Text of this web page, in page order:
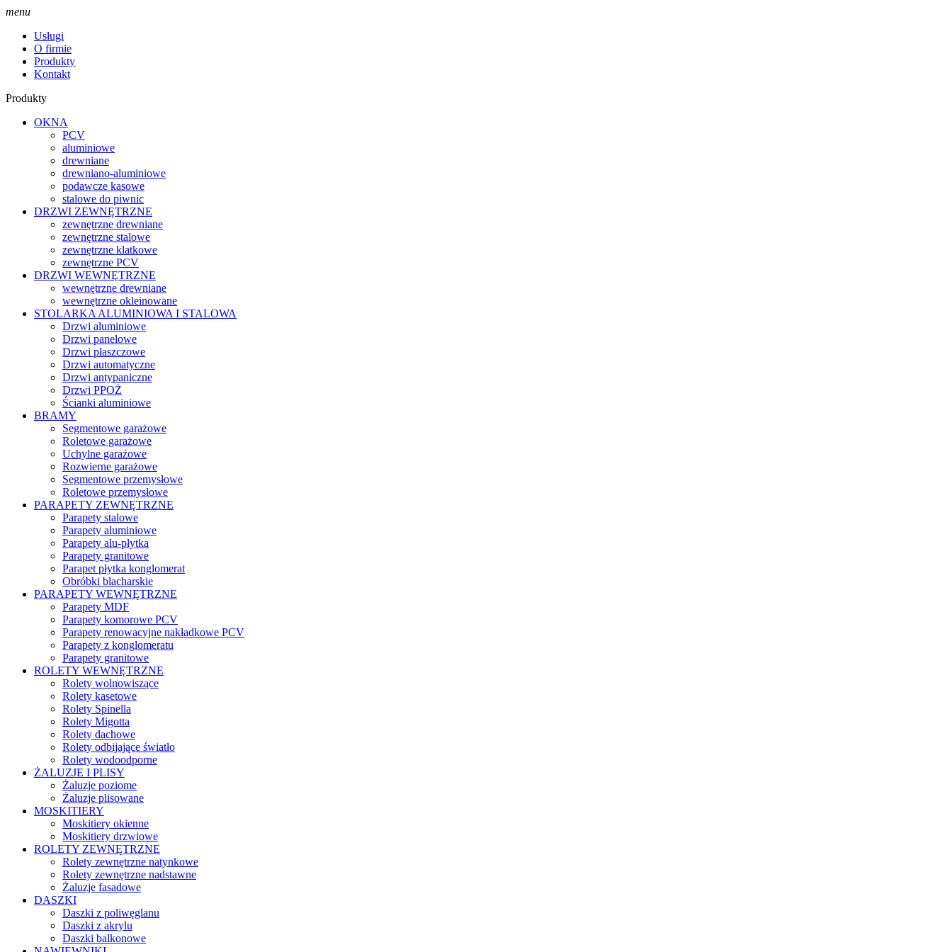
menu
Usługi
O firmie
Produkty
Kontakt
Produkty
OKNA
PCV
aluminiowe
drewniane
drewniano-aluminiowe
podawcze kasowe
stalowe do piwnic
DRZWI ZEWNĘTRZNE
zewnętrzne drewniane
zewnętrzne stalowe
zewnętrzne klatkowe
zewnętrzne PCV
DRZWI WEWNĘTRZNE
wewnętrzne drewniane
wewnętrzne okleinowane
STOLARKA ALUMINIOWA I STALOWA
Drzwi aluminiowe
Drzwi panelowe
Drzwi płaszczowe
Drzwi automatyczne
Drzwi antypaniczne
Drzwi PPOŻ
Ścianki aluminiowe
BRAMY
Segmentowe garażowe
Roletowe garażowe
Uchylne garażowe
Rozwierne garażowe
Segmentowe przemysłowe
Roletowe przemysłowe
PARAPETY ZEWNĘTRZNE
Parapety stalowe
Parapety aluminiowe
Parapety alu-płytka
Parapety granitowe
Parapet płytka konglomerat
Obróbki blacharskie
PARAPETY WEWNĘTRZNE
Parapety MDF
Parapety komorowe PCV
Parapety renowacyjne nakładkowe PCV
Parapety z konglomeratu
Parapety granitowe
ROLETY WEWNĘTRZNE
Rolety wolnowiszące
Rolety kasetowe
Rolety Spinella
Rolety Migotta
Rolety dachowe
Rolety odbijające światło
Rolety wodoodporne
ŻALUZJE I PLISY
Żaluzje poziome
Żaluzje plisowane
MOSKITIERY
Moskitiery okienne
Moskitiery drzwiowe
ROLETY ZEWNĘTRZNE
Rolety zewnętrzne natynkowe
Rolety zewnętrzne nadstawne
Żaluzje fasadowe
DASZKI
Daszki z poliwęglanu
Daszki z akrylu
Daszki balkonowe